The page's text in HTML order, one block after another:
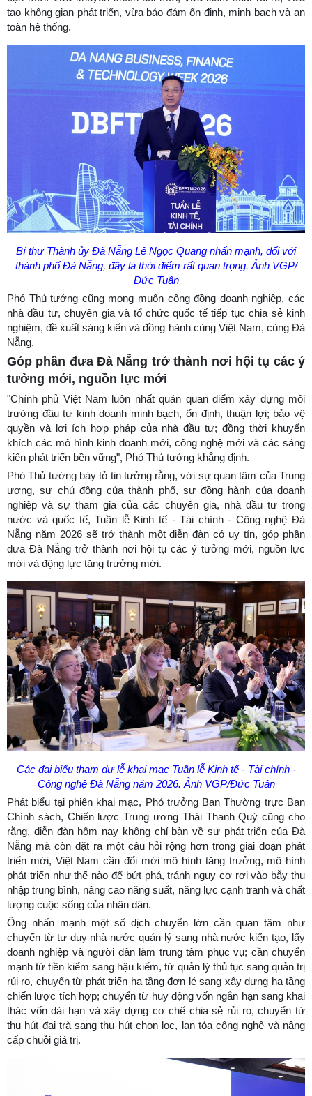
tạo không gian phát triển, vừa bảo đảm ổn định, minh bạch và an
toàn hệ thống.
Bí thư Thành ủy Đà Nẵng Lê Ngọc Quang nhấn mạnh, đối với
thành phố Đà Nẵng, đây là thời điểm rất quan trọng. Ảnh VGP/
Đức Tuân
Phó Thủ tướng cũng mong muốn cộng đồng doanh nghiệp, các
nhà đầu tư, chuyên gia và tổ chức quốc tế tiếp tục chia sẻ kinh
nghiệm, đề xuất sáng kiến và đồng hành cùng Việt Nam, cùng Đà
Nẵng.
Góp phần đưa Đà Nẵng trở thành nơi hội tụ các ý
tưởng mới, nguồn lực mới
"Chính phủ Việt Nam luôn nhất quán quan điểm xây dựng môi
trường đầu tư kinh doanh minh bạch, ổn định, thuận lợi; bảo vệ
quyền và lợi ích hợp pháp của nhà đầu tư; đồng thời khuyến
khích các mô hình kinh doanh mới, công nghệ mới và các sáng
kiến phát triển bền vững", Phó Thủ tướng khẳng định.
Phó Thủ tướng bày tỏ tin tưởng rằng, với sự quan tâm của Trung
ương, sự chủ động của thành phố, sự đồng hành của doanh
nghiệp và sự tham gia của các chuyên gia, nhà đầu tư trong
nước và quốc tế, Tuần lễ Kinh tế - Tài chính - Công nghệ Đà
Nẵng năm 2026 sẽ trở thành một diễn đàn có uy tín, góp phần
đưa Đà Nẵng trở thành nơi hội tụ các ý tưởng mới, nguồn lực
mới và động lực tăng trưởng mới.
Các đại biểu tham dự lễ khai mạc Tuần lễ Kinh tế - Tài chính -
Công nghệ Đà Nẵng năm 2026. Ảnh VGP/Đức Tuân
Phát biểu tại phiên khai mạc, Phó trưởng Ban Thường trực Ban
Chính sách, Chiến lược Trung ương Thái Thanh Quý cũng cho
rằng, diễn đàn hôm nay không chỉ bàn về sự phát triển của Đà
Nẵng mà còn đặt ra một câu hỏi rộng hơn trong giai đoạn phát
triển mới, Việt Nam cần đổi mới mô hình tăng trưởng, mô hình
phát triển như thế nào để bứt phá, tránh nguy cơ rơi vào bẫy thu
nhập trung bình, nâng cao năng suất, năng lực cạnh tranh và chất
lượng cuộc sống của nhân dân.
Ông nhấn mạnh một số dịch chuyển lớn cần quan tâm như
chuyển từ tư duy nhà nước quản lý sang nhà nước kiến tạo, lấy
doanh nghiệp và người dân làm trung tâm phục vụ; cần chuyển
mạnh từ tiền kiểm sang hậu kiểm, từ quản lý thủ tục sang quản trị
rủi ro, chuyển từ phát triển hạ tầng đơn lẻ sang xây dựng hạ tầng
chiến lược tích hợp; chuyển từ huy động vốn ngắn hạn sang khai
thác vốn dài hạn và xây dựng cơ chế chia sẻ rủi ro, chuyển từ
thu hút đại trà sang thu hút chọn lọc, lan tỏa công nghệ và nâng
cấp chuỗi giá trị.